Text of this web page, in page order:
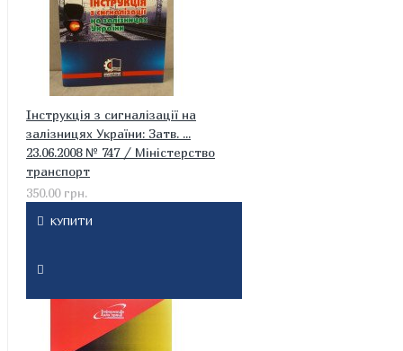
Інструкція з сигналізації на
залізницях України: Затв. ...
23.06.2008 № 747 / Міністерство
транспорт
350.00 грн.
КУПИТИ